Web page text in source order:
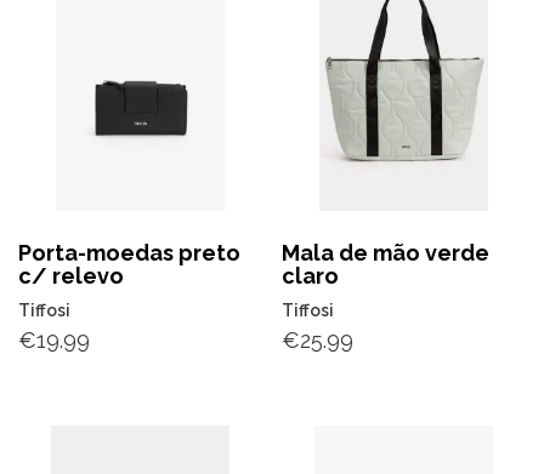
Porta-moedas preto
c/ relevo
Tiffosi
€19.99
Mala de mão verde
claro
Tiffosi
€25.99